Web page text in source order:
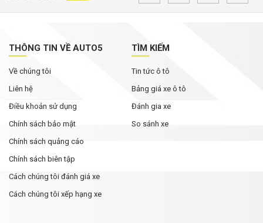
THÔNG TIN VỀ AUTO5
Về chúng tôi
Liên hệ
Điều khoản sử dụng
Chính sách bảo mật
Chính sách quảng cáo
Chính sách biên tập
Cách chúng tôi đánh giá xe
Cách chúng tôi xếp hạng xe
TÌM KIẾM
Tin tức ô tô
Bảng giá xe ô tô
Đánh gia xe
So sánh xe